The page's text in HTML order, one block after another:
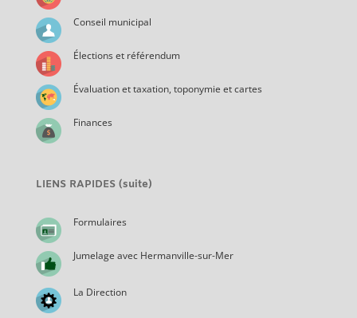
Conseil municipal
Élections et référendum
Évaluation et taxation, toponymie et cartes
Finances
LIENS RAPIDES (suite)
Formulaires
Jumelage avec Hermanville-sur-Mer
La Direction